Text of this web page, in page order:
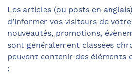
Les articles (ou posts en
d’informer vos visiteurs de
nouveautés, promotions,
sont généralement classées
peuvent contenir des éléments
: